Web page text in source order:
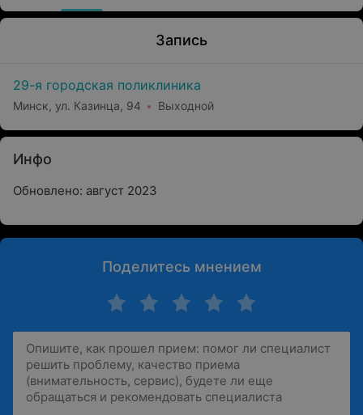
Запись
29-я городская поликлиника
Минск, ул. Казинца, 94 Выходной
Инфо
Обновлено: август 2023
Поделитесь мнением